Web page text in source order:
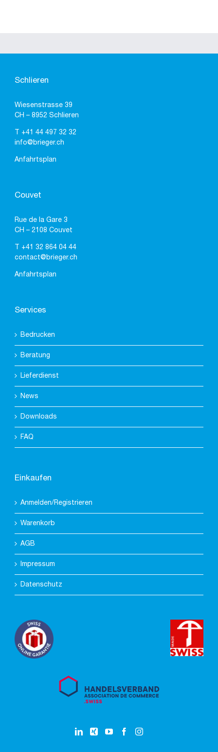
Schlieren
Wiesenstrasse 39
CH – 8952 Schlieren
+41 44 497 32 32
info@brieger.ch
Anfahrtsplan
Couvet
Rue de la Gare 3
CH – 2108 Couvet
+41 32 864 04 44
contact@brieger.ch
Anfahrtsplan
Services
Bedrucken
Beratung
Lieferdienst
News
Downloads
FAQ
Einkaufen
Anmelden/Registrieren
Warenkorb
AGB
Impressum
Datenschutz